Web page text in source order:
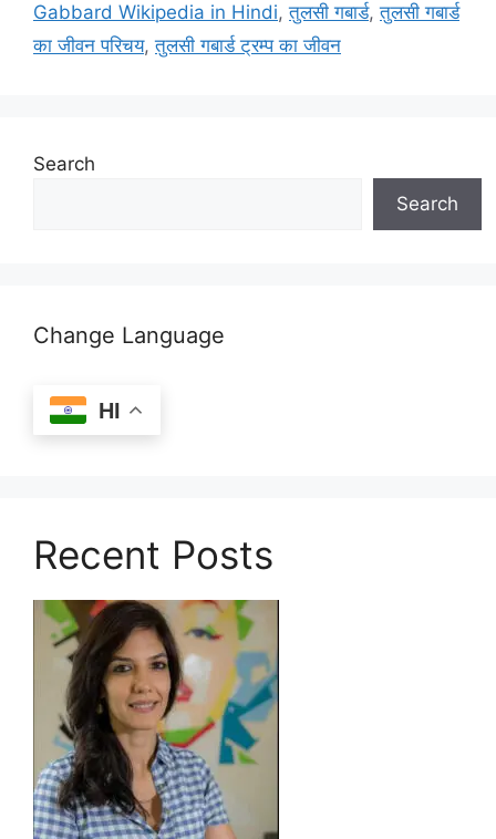
Gabbard Wikipedia in Hindi,तुलसी गबार्ड,तुलसी गबार्ड
का जीवन परिचय,तुलसी गबार्ड ट्रम्प का जीवन
Search
Search
Change Language
HI
Recent Posts